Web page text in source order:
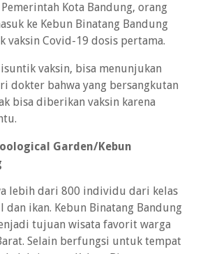
Kota Bandung, orang
ke Kebun Binatang Bandung
vaksin Covid-19 dosis pertama.
vaksin, bisa menunjukan
dokter bahwa yang bersangkutan
bisa diberikan vaksin karena
Garden/Kebun
lebih dari 800 individu dari kelas
dan ikan. Kebun Binatang Bandung
tujuan wisata favorit warga
Selain berfungsi untuk tempat